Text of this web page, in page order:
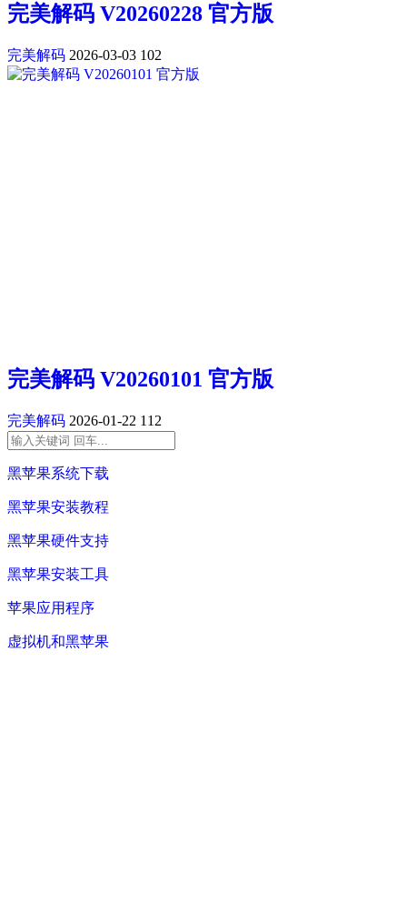
完美解码 V20260228 官方版
完美解码 2026-03-03 102
完美解码 V20260101 官方版
完美解码 2026-01-22 112
黑苹果系统下载
黑苹果安装教程
黑苹果硬件支持
黑苹果安装工具
苹果应用程序
虚拟机和黑苹果